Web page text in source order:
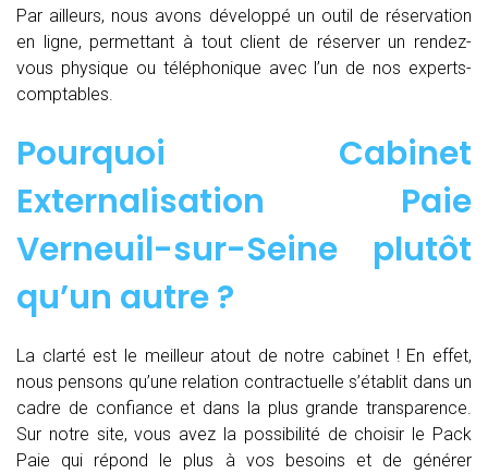
Par ailleurs, nous avons développé un outil de réservation
en ligne, permettant à tout client de réserver un rendez-
vous physique ou téléphonique avec l’un de nos experts-
comptables.
Pourquoi Cabinet
Externalisation Paie
Verneuil-sur-Seine plutôt
qu’un autre ?
La clarté est le meilleur atout de notre cabinet ! En effet,
nous pensons qu’une relation contractuelle s’établit dans un
cadre de confiance et dans la plus grande transparence.
Sur notre site, vous avez la possibilité de choisir le Pack
Paie qui répond le plus à vos besoins et de générer